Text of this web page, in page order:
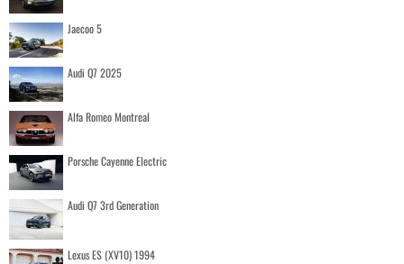
Jaecoo 5
Audi Q7 2025
Alfa Romeo Montreal
Porsche Cayenne Electric
Audi Q7 3rd Generation
Lexus ES (XV10) 1994